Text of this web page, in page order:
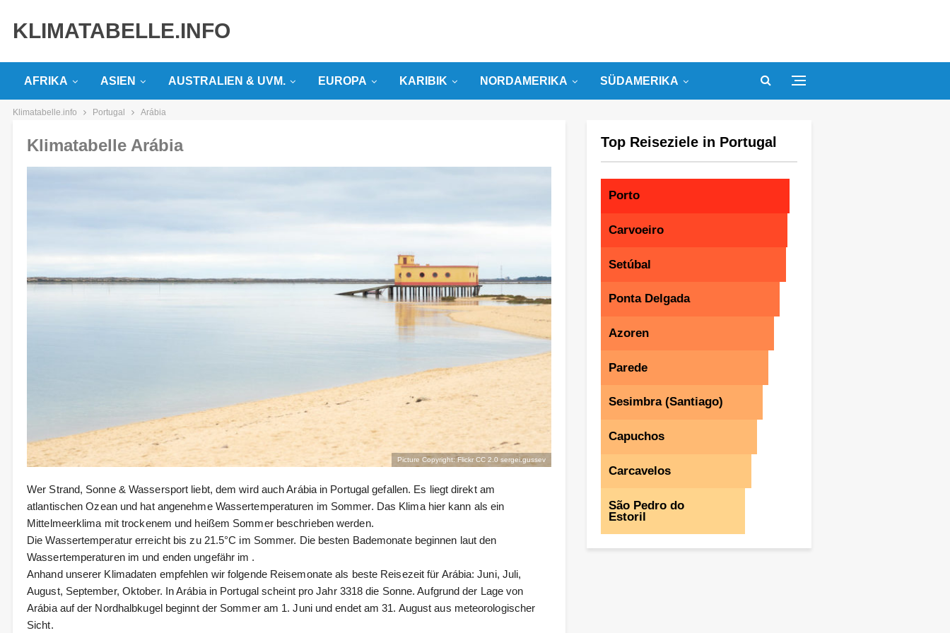
KLIMATABELLE.INFO
AFRIKA ASIEN AUSTRALIEN & UVM. EUROPA KARIBIK NORDAMERIKA SÜDAMERIKA
Klimatabelle.info Portugal Arábia
Klimatabelle Arábia
Picture Copyright: Flickr CC 2.0 sergei.gussev
Wer Strand, Sonne & Wassersport liebt, dem wird auch Arábia in Portugal gefallen. Es liegt direkt am
atlantischen Ozean und hat angenehme Wassertemperaturen im Sommer. Das Klima hier kann als ein
Mittelmeerklima mit trockenem und heißem Sommer beschrieben werden.
Die Wassertemperatur erreicht bis zu 21.5°C im Sommer. Die besten Bademonate beginnen laut den
Wassertemperaturen im und enden ungefähr im .
Anhand unserer Klimadaten empfehlen wir folgende Reisemonate als beste Reisezeit für Arábia: Juni, Juli,
August, September, Oktober. In Arábia in Portugal scheint pro Jahr 3318 die Sonne. Aufgrund der Lage von
Arábia auf der Nordhalbkugel beginnt der Sommer am 1. Juni und endet am 31. August aus meteorologischer
Sicht.
Top Reiseziele in Portugal
Porto
Carvoeiro
Setúbal
Ponta Delgada
Azoren
Parede
Sesimbra (Santiago)
Capuchos
Carcavelos
São Pedro do
Estoril